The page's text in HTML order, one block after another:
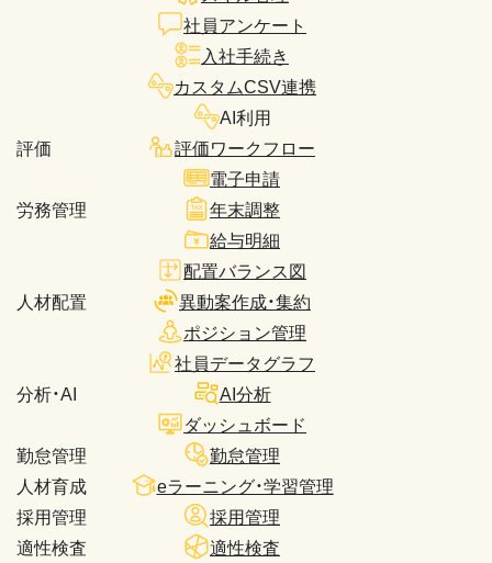
社員アンケート
入社手続き
カスタムCSV連携
AI利用
評価
評価ワークフロー
労務管理
電子申請
年末調整
給与明細
人材配置
配置バランス図
異動案作成・集約
ポジション管理
分析・AI
社員データグラフ
AI分析
ダッシュボード
勤怠管理
勤怠管理
人材育成
eラーニング・学習管理
採用管理
採用管理
適性検査
適性検査